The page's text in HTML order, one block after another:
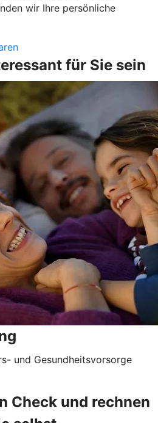
wir Ihre persönliche
für Sie sein
und Gesundheitsvorsorge
Check und rechnen